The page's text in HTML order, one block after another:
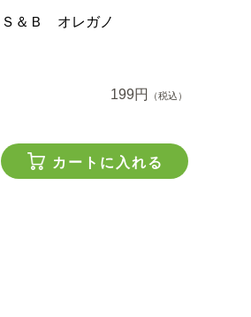
Ｓ＆Ｂ オレガノ
199円 （税込）
カートに入れる